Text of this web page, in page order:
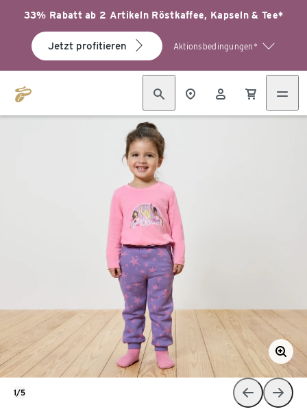
33% Rabatt ab 2 Artikeln Röstkaffee, Kapseln & Tee*
Jetzt profitieren Aktionsbedingungen*
1/5